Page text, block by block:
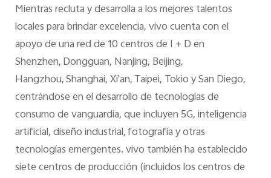
Mientras recluta y desarrolla a los mejores talentos
locales para brindar excelencia, vivo cuenta con el
apoyo de una red de 10 centros de I + D en
Shenzhen, Dongguan, Nanjing, Beijing,
Hangzhou, Shanghai, Xi'an, Taipei, Tokio y San Diego,
centrándose en el desarrollo de tecnologías de
consumo de vanguardia, que incluyen 5G, inteligencia
artificial, diseño industrial, fotografía y otras
tecnologías emergentes. vivo también ha establecido
siete centros de producción (incluidos los centros de